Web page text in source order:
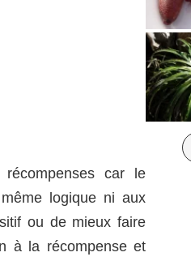
car le
logique ni aux
ou de mieux faire
à la récompense et